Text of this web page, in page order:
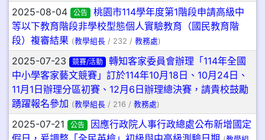
2025-08-04 公告
桃園市114學年度第1階段申請高級中
等以下教育階段非學校型態個人實驗教育（國民教育階
段）複審結果 (教學組長 / 232 / 教務處)
2025-07-23 競賽/活動
轉知客家委員會辦理「114年全國
中小學客家藝文競賽」訂於114年10月18日、10月24日、
11月1日辦理分區初賽、12月6日辦理總決賽，請貴校鼓勵
踴躍報名參加 (教學組長 / 216 / 教務處)
2025-07-21 公告
因應行政院人事行政總處公布新增國定